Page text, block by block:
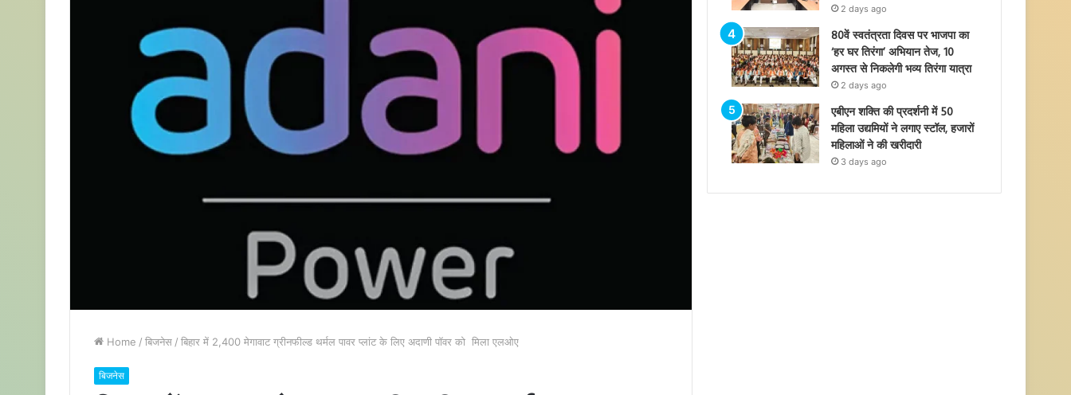
Home / बिजनेस / बिहार में 2,400 मेगावाट ग्रीनफील्ड थर्मल पावर प्लांट के लिए अदाणी पॉवर को मिला एलओए
बिजनेस
2 days ago
80वें स्वतंत्रता दिवस पर भाजपा का
‘हर घर तिरंगा’ अभियान तेज, 10
अगस्त से निकलेगी भव्य तिरंगा यात्रा
2 days ago
एबीएन शक्ति की प्रदर्शनी में 50
महिला उद्यमियों ने लगाए स्टॉल, हजारों
महिलाओं ने की खरीदारी
3 days ago